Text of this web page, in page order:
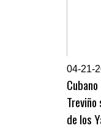
04-21-
de los